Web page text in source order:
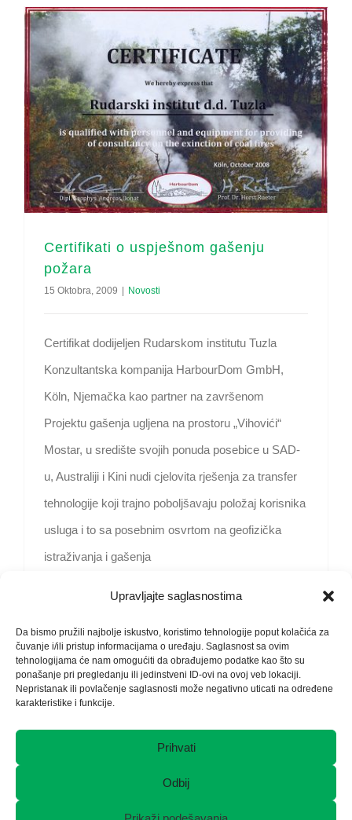
Upravljajte saglasnostima
Da bismo pružili najbolje iskustvo, koristimo tehnologije poput kolačića za
čuvanje i/ili pristup informacijama o uređaju. Saglasnost sa ovim
tehnologijama će nam omogućiti da obrađujemo podatke kao što su
ponašanje pri pregledanju ili jedinstveni ID-ovi na ovoj veb lokaciji.
Nepristanak ili povlačenje saglasnosti može negativno uticati na određene
karakteristike i funkcije.
Prihvati
Odbij
Certifikati o uspješnom gašenju
požara
15 Oktobra, 2009 Novosti
Certifikat dodijeljen Rudarskom institutu Tuzla
Konzultantska kompanija HarbourDom GmbH,
Köln, Njemačka kao partner na završenom
Projektu gašenja ugljena na prostoru „Vihovići“
Mostar, u središte svojih ponuda posebice u SAD-
u, Australiji i Kini nudi cjelovita rješenja za transfer
tehnologije koji trajno poboljšavaju položaj korisnika
usluga i to sa posebnim osvrtom na geofizička
istraživanja i gašenja
Ulazeći u šestu deceniju uspješnog rada, Rudarskom